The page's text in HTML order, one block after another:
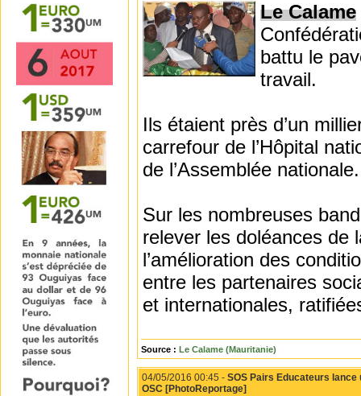
Le Calame
battu le
travail.
Ils étaient près d’un
carrefour de l’Hôpital
de l’Assemblée nationale.
Sur les nombreuses
relever les doléances de
l’amélioration des
entre les partenaires
et internationales,
Source : Le Calame (Mauritanie)
04/05/2016 00:45 - SOS Pairs Educateurs
OSC [PhotoReportage]